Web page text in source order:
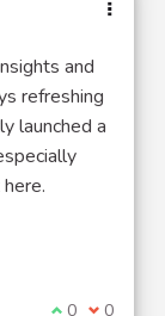
and
refreshing
launched a
Je suis
0 Je ne
0